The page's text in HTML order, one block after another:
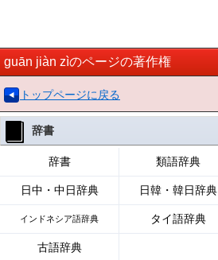
guān jiàn zìのページの著作権
トップページに戻る
辞書
辞書 類語辞典
日中・中日辞典 日韓・韓日辞典
インドネシア語辞典 タイ語辞典
古語辞典